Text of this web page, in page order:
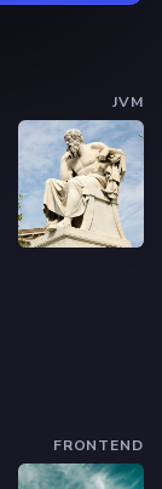
JVM
FRONTEND